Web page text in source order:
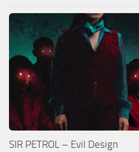
SIR PETROL – Evil Design